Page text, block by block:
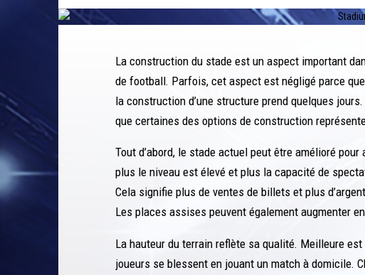
La construction du stade est un aspect important
de football. Parfois, cet aspect est négligé parce
la construction d’une structure prend quelques
que certaines des options de construction
Tout d’abord, le stade actuel peut être amélioré
plus le niveau est élevé et plus la capacité de
Cela signifie plus de ventes de billets et plus
Les places assises peuvent également augmenter
La hauteur du terrain reflète sa qualité. Meilleure
joueurs se blessent en jouant un match à domicile.